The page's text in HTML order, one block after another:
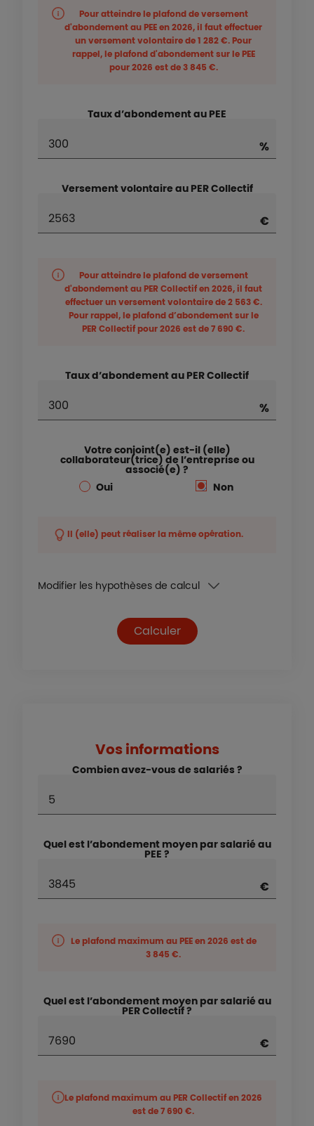
Pour atteindre le plafond de versement
d'abondement au PEE en2026, il faut effectuer
un versement volontaire de1 282 €. Pour
rappel, le plafond d'abondement sur le PEE
pour2026 est de3 845 €.
Taux d’abondement au PEE
Versement volontaire au PER Collectif
Pour atteindre le plafond de versement
d'abondement au PER Collectif en2026, il faut
effectuer un versement volontaire de2 563 €.
Pour rappel, le plafond d’abondement sur le
PER Collectif pour2026 est de7 690 €.
Taux d’abondement au PER Collectif
Votre conjoint(e) est-il (elle)
collaborateur(trice) de l’entreprise ou
associé(e) ?
Oui
Non
Il (elle) peut réaliser la même opération.
Modifier les hypothèses de calcul
Calculer
Vos informations
Combien avez-vous de salariés ?
Quel est l’abondement moyen par salarié au
PEE ?
Le plafond maximum au PEE en2026 est de
3 845 €.
Quel est l’abondement moyen par salarié au
PER Collectif ?
Le plafond maximum au PER Collectif en2026
est de7 690 €.